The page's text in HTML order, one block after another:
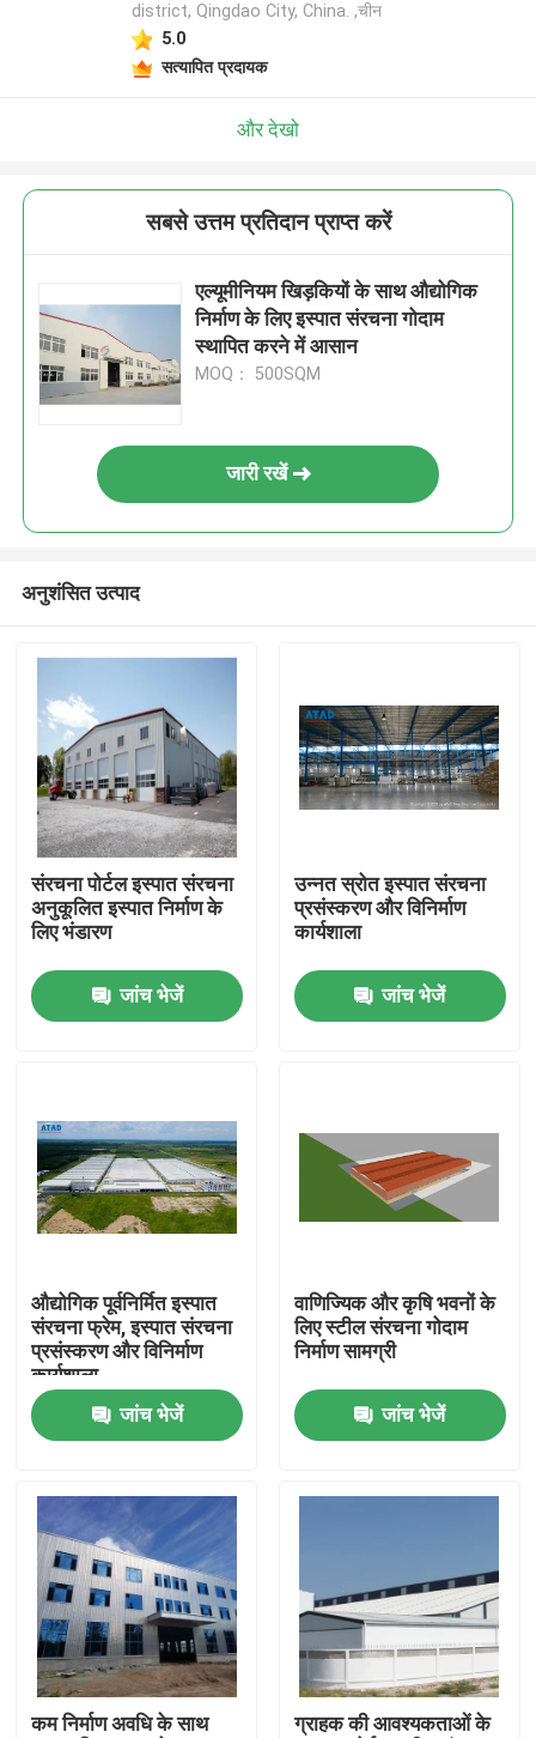
उत्पादों
वीडियो
कारखाना भ्रमण
गुणवत्ता नियंत्रण
एक उद्धरण का अनुरोध करें
इस्पात संरचना गोदाम
इस्पात संरचना कार्यशाला
हल्के इस्पात संरचना
district, Qingdao City, China. ,चीन
5.0
सत्यापित प्रदायक
और देखो
सबसे उत्तम प्रतिदान प्राप्त करें
एल्यूमीनियम खिड़कियों के साथ औद्योगिक
निर्माण के लिए इस्पात संरचना गोदाम
स्थापित करने में आसान
MOQ： 500SQM
जारी रखें
अनुशंसित उत्पाद
संरचना पोर्टल इस्पात संरचना
अनुकूलित इस्पात निर्माण के
लिए भंडारण
जांच भेजें
उन्नत स्रोत इस्पात संरचना
प्रसंस्करण और विनिर्माण
कार्यशाला
जांच भेजें
औद्योगिक पूर्वनिर्मित इस्पात
संरचना फ्रेम, इस्पात संरचना
प्रसंस्करण और विनिर्माण
कार्यशाला
जांच भेजें
वाणिज्यिक और कृषि भवनों के
लिए स्टील संरचना गोदाम
निर्माण सामग्री
जांच भेजें
कम निर्माण अवधि के साथ
ग्राहक की आवश्यकताओं के